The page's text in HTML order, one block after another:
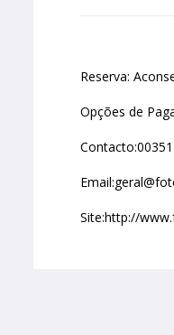
Reserva:
Opções de
Site:http://